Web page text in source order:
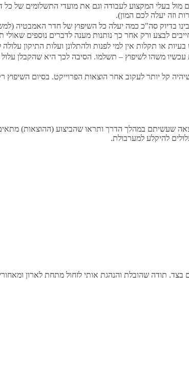
מול בעלי המקצוע לעבודה וגם את מועדי התשלומים של כל
וזה יעלה לכם המון).
לבצע ורק אחר כך נותנות מענה לדברים נוספים שאולי
או תקלות אין למי לפנות ולהתלונן ועלות התיקון
עכשיו משהו לשיפוץ – תשלמו. הסיבה לכך היא שהקבלן
קל יותר לעקוב אחר הוצאות הפרוייקט. בסיום השיפוץ
שעשיתם במהלך הדרך ותראו שהביצוע (ההוצאות)
להיקלע למערבולת.
בצד. תודה שהובלת והנהגת אותי לזחול מתחת לארון